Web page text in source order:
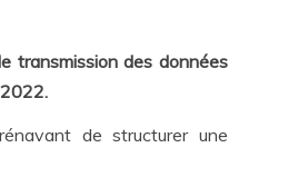
transmission des données
de structurer une